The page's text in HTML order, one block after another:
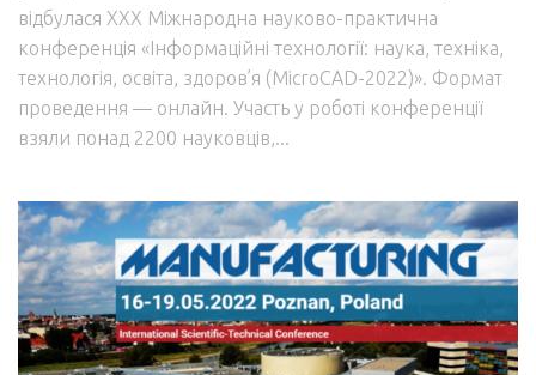
відбулася XXX Міжнародна науково-практична
конференція «Інформаційні технології: наука, техніка,
технологія, освіта, здоров’я (MicroCAD-2022)». Формат
проведення — онлайн. Участь у роботі конференції
взяли понад 2200 науковців,...